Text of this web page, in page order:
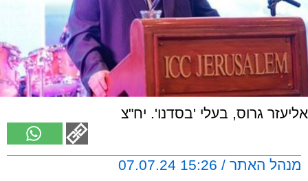
אליעזר גרוס, בעלי 'בסדנו'. יח"צ
מנהל האתר / 15:26 07.07.24